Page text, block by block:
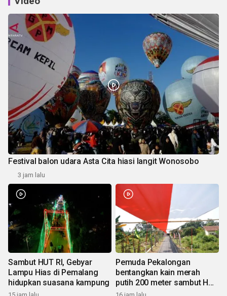
Festival balon udara Asta Cita hiasi langit Wonosobo
3 jam lalu
Sambut HUT RI, Gebyar
Lampu Hias di Pemalang
hidupkan suasana kampung
Pemuda Pekalongan
bentangkan kain merah
putih 200 meter sambut HUT
RI